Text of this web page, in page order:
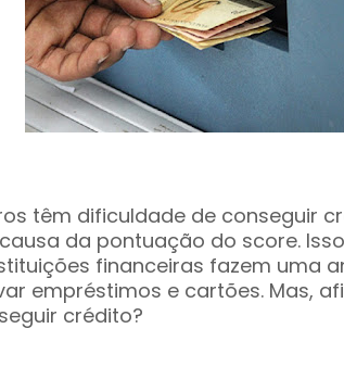
têm dificuldade de conseguir
da pontuação do score.
financeiras fazem uma
empréstimos e cartões. Mas,
crédito?